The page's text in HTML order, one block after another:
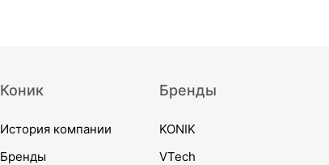
Коник
История компании
Бренды
Бренды
KONIK
VTech